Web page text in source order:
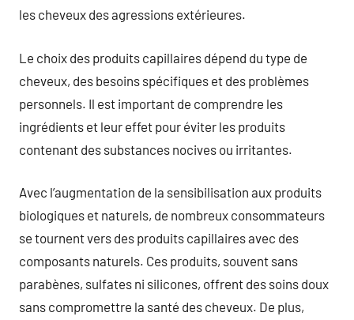
les cheveux des agressions extérieures.
Le choix des produits capillaires dépend du type de
cheveux, des besoins spécifiques et des problèmes
personnels. Il est important de comprendre les
ingrédients et leur effet pour éviter les produits
contenant des substances nocives ou irritantes.
Avec l’augmentation de la sensibilisation aux produits
biologiques et naturels, de nombreux consommateurs
se tournent vers des produits capillaires avec des
composants naturels. Ces produits, souvent sans
parabènes, sulfates ni silicones, offrent des soins doux
sans compromettre la santé des cheveux. De plus,